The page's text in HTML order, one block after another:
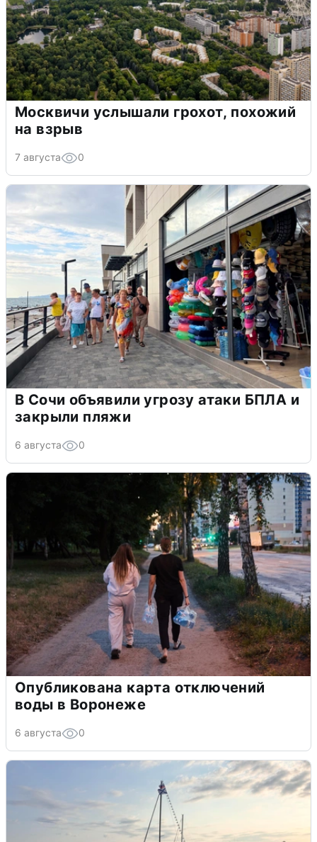
Москвичи услышали грохот, похожий
на взрыв
7 августа 0
В Сочи объявили угрозу атаки БПЛА и
закрыли пляжи
6 августа 0
Опубликована карта отключений
воды в Воронеже
6 августа 0